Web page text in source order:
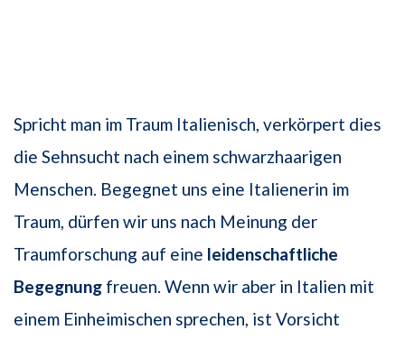
Spricht man im Traum Italienisch, verkörpert dies
die Sehnsucht nach einem schwarzhaarigen
Menschen. Begegnet uns eine Italienerin im
Traum, dürfen wir uns nach Meinung der
Traumforschung auf eine leidenschaftliche
Begegnung freuen. Wenn wir aber in Italien mit
einem Einheimischen sprechen, ist Vorsicht